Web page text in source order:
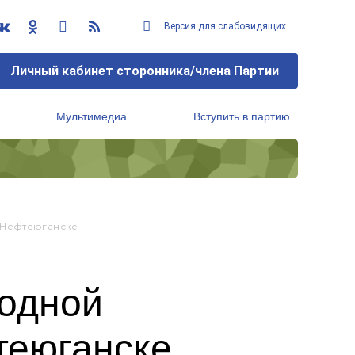
Версия для слабовидящих
Личный кабинет сторонника/члена Партии
Мультимедиа Вступить в партию